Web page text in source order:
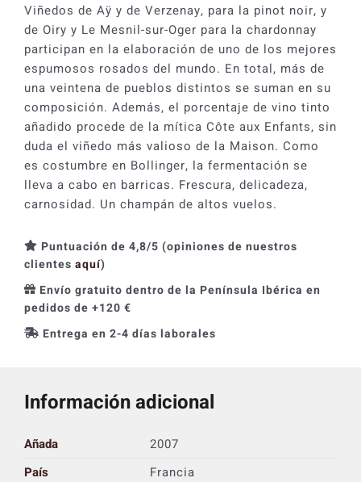
Viñedos de Aÿ y de Verzenay, para la pinot noir, y
de Oiry y Le Mesnil-sur-Oger para la chardonnay
participan en la elaboración de uno de los mejores
espumosos rosados del mundo. En total, más de
una veintena de pueblos distintos se suman en su
composición. Además, el porcentaje de vino tinto
añadido procede de la mítica Côte aux Enfants, sin
duda el viñedo más valioso de la Maison. Como
es costumbre en Bollinger, la fermentación se
lleva a cabo en barricas. Frescura, delicadeza,
carnosidad. Un champán de altos vuelos.
Puntuación de 4,8/5 (opiniones de nuestros
clientes aquí)
Envío gratuito dentro de la Península Ibérica en
pedidos de +120 €
Entrega en 2-4 días laborales
Información adicional
Añada
2007
País
Francia